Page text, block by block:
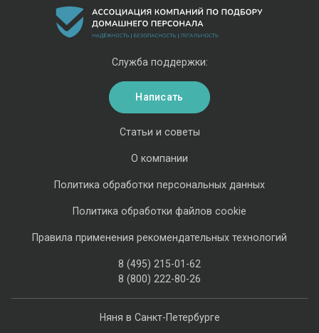
Няня в Санкт-Петербурге
Статьи и советы
О компании
Политика обработки персональных данных
Политика обработки файлов cookie
Правила применения рекомендательных технологий
8 (495) 215-01-62
8 (800) 222-80-26
Служба поддержки:
Написать